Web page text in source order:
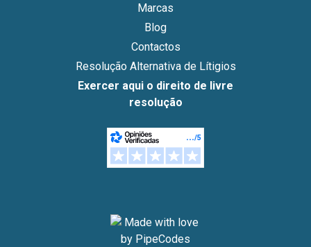
Marcas
Blog
Contactos
Resolução Alternativa de Lítigios
Exercer aqui o direito de livre
resolução